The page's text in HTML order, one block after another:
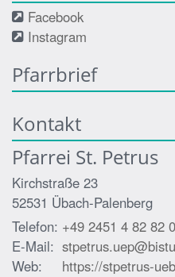
Facebook
Instagram
Pfarrbrief
Kontakt
Pfarrei St. Petrus
Kirchstraße 23
52531 Übach-Palenberg
Telefon: +49 2451 4 82 82 0
E-Mail:
Web:
https://stpetrus-